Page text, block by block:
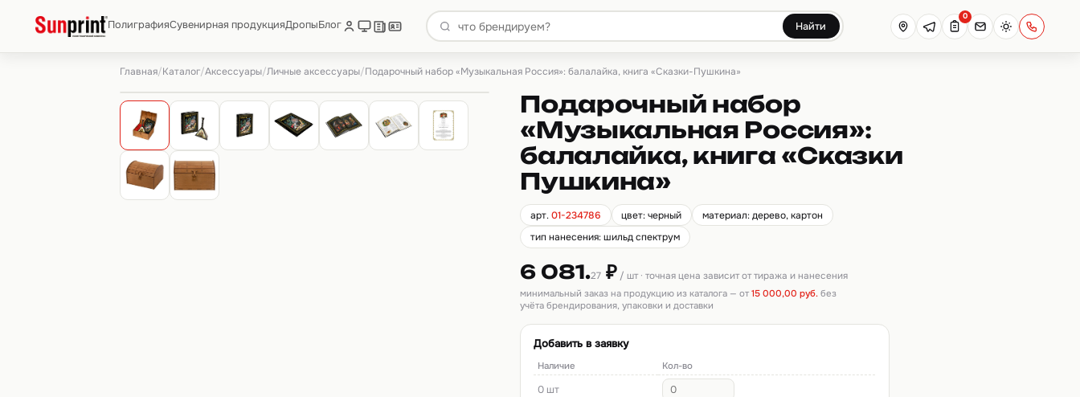
ПолиграфияСувенирная продукцияДропыБлог Найти
0
Главная/Каталог/Аксессуары/Личные аксессуары/Подарочный набор «Музыкальная Россия»: балалайка, книга «Сказки-Пушкина»
Подарочный набор
«Музыкальная Россия»:
балалайка, книга «Сказки
Пушкина»
арт.01-234786 цвет: черный
материал: дерево, картон
тип нанесения: шильд спектрум
6 081.27 ₽ / шт · точная цена зависит от тиража и нанесения
минимальный заказ на продукцию из каталога — от15 000,00 руб. без
учёта брендирования, упаковки и доставки
Добавить в заявку
Наличие Кол-во
0 шт